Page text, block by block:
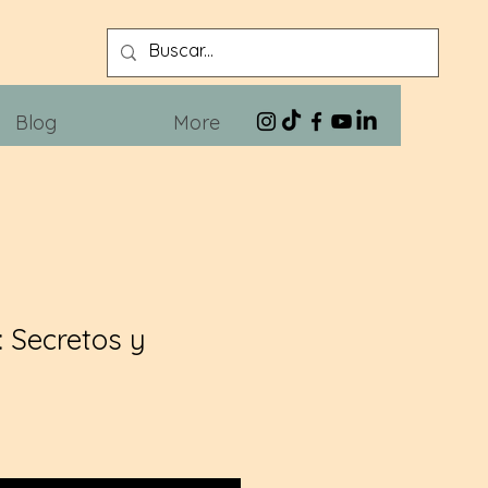
Blog More
Secretos y